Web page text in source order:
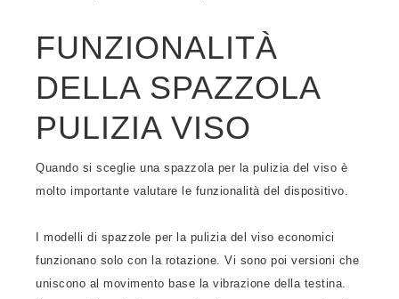
FUNZIONALITÀ
DELLA SPAZZOLA
PULIZIA VISO
Quando si sceglie una spazzola per la pulizia del viso è
molto importante valutare le funzionalità del dispositivo.
I modelli di spazzole per la pulizia del viso economici
funzionano solo con la rotazione. Vi sono poi versioni che
uniscono al movimento base la vibrazione della testina.